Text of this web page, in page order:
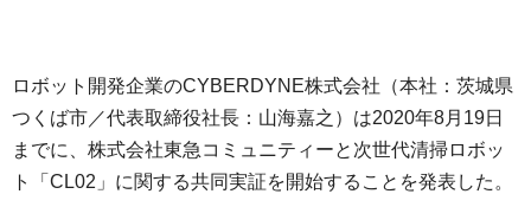
ロボット開発企業のCYBERDYNE株式会社（本社：茨城県
つくば市／代表取締役社長：山海嘉之）は2020年8月19日
までに、株式会社東急コミュニティーと次世代清掃ロボッ
ト「CL02」に関する共同実証を開始することを発表した。